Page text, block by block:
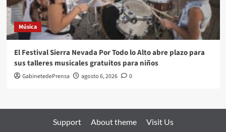
Música
El Festival Sierra Nevada Por Todo lo Alto abre plazo para
sus talleres musicales gratuitos para niños
GabinetedePrensa agosto 6, 2026 0
Support About theme Visit Us